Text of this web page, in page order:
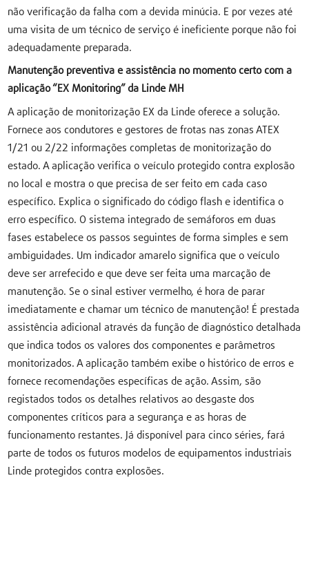
não verificação da falha com a devida minúcia. E por vezes até
uma visita de um técnico de serviço é ineficiente porque não foi
adequadamente preparada.
Manutenção preventiva e assistência no momento certo com a
aplicação “EX Monitoring” da Linde MH
A aplicação de monitorização EX da Linde oferece a solução.
Fornece aos condutores e gestores de frotas nas zonas ATEX
1/21 ou 2/22 informações completas de monitorização do
estado. A aplicação verifica o veículo protegido contra explosão
no local e mostra o que precisa de ser feito em cada caso
específico. Explica o significado do código flash e identifica o
erro específico. O sistema integrado de semáforos em duas
fases estabelece os passos seguintes de forma simples e sem
ambiguidades. Um indicador amarelo significa que o veículo
deve ser arrefecido e que deve ser feita uma marcação de
manutenção. Se o sinal estiver vermelho, é hora de parar
imediatamente e chamar um técnico de manutenção! É prestada
assistência adicional através da função de diagnóstico detalhada
que indica todos os valores dos componentes e parâmetros
monitorizados. A aplicação também exibe o histórico de erros e
fornece recomendações específicas de ação. Assim, são
registados todos os detalhes relativos ao desgaste dos
componentes críticos para a segurança e as horas de
funcionamento restantes. Já disponível para cinco séries, fará
parte de todos os futuros modelos de equipamentos industriais
Linde protegidos contra explosões.